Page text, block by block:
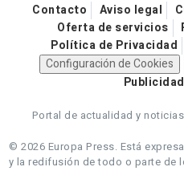
Contacto Aviso legal
Oferta de servicios
Política de Privacidad
Configuración de Cookies
Portal de actualidad y
© 2026 Europa Press. Está
y la redifusión de todo o parte de